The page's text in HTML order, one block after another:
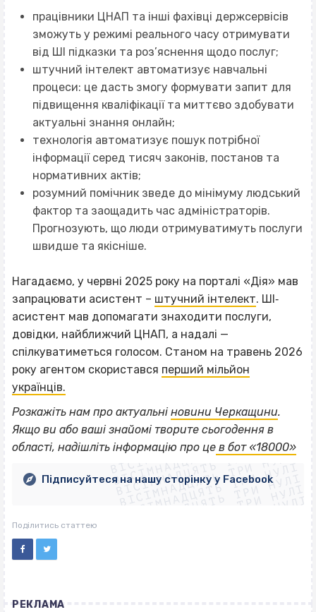
працівники ЦНАП та інші фахівці держсервісів
зможуть у режимі реального часу отримувати
від ШІ підказки та роз’яснення щодо послуг;
штучний інтелект автоматизує навчальні
процеси: це дасть змогу формувати запит для
підвищення кваліфікації та миттєво здобувати
актуальні знання онлайн;
технологія автоматизує пошук потрібної
інформації серед тисяч законів, постанов та
нормативних актів;
розумний помічник зведе до мінімуму людський
фактор та заощадить час адміністраторів.
Прогнозують, що люди отримуватимуть послуги
швидше та якісніше.
Нагадаємо, у червні 2025 року на порталі «Дія» мав
запрацювати асистент – штучний інтелект. ШІ‐
асистент мав допомагати знаходити послуги,
довідки, найближчий ЦНАП, а надалі —
спілкуватиметься голосом. Станом на травень 2026
року агентом скористався перший мільйон
українців.
Розкажіть нам про актуальні новини Черкащини.
Якщо ви або ваші знайомі творите сьогодення в
області, надішліть інформацію про це в бот «18000»
ВІСІМНАДЦЯТЬ ТРИ НУЛІ
ВІСІМНАДЦЯТЬ ТРИ НУЛІ
ВІСІМНАДЦЯТЬ ТРИ НУЛІ
ВІСІМНАДЦЯТЬ ТРИ НУЛІ
ВІСІМНАДЦЯТЬ ТРИ НУЛІ
ВІСІМНАДЦЯТЬ ТРИ НУЛІ
ВІСІМНАДЦЯТЬ ТРИ НУЛІ
ВІСІМНАДЦЯТЬ ТРИ НУЛІ
Підписуйтеся на нашу сторінку у Facebook
Поділитись статтею
РЕКЛАМА